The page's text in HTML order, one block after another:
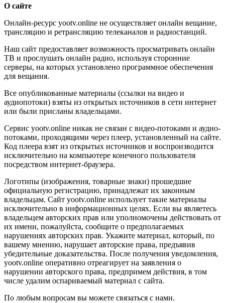
О сайте
Онлайн-ресурс yootv.online не осуществляет онлайн вещание,
трансляцию и ретрансляцию телеканалов и радиостанций.
Наш сайт предоставляет возможность просматривать онлайн
ТВ и прослушать онлайн радио, используя сторонние
серверы, на которых установлено программное обеспечения
для вещания.
Все опубликованные материалы (ссылки на видео и
аудиопотоки) взяты из открытых источников в сети интернет
или были присланы владельцами.
Сервис yootv.online никак не связан с видео-потоками и аудио-
потоками, проходящими через плеер, установленный на сайте.
Код плеера взят из открытых источников и воспроизводится
исключительно на компьютере конечного пользователя
посредством интернет-браузера.
Логотипы (изображения, товарные знаки) прошедшие
официальную регистрацию, принадлежат их законным
владельцам. Сайт yootv.online использует такие материалы
исключительно в информационных целях. Если вы являетесь
владельцем авторских прав или уполномочены действовать от
их имени, пожалуйста, сообщите о предполагаемых
нарушениях авторских прав. Укажите материал, который, по
вашему мнению, нарушает авторские права, предъявив
убедительные доказательства. После получения уведомления,
yootv.online оперативно отреагирует на заявления о
нарушении авторского права, предпримем действия, в том
числе удалим оспариваемый материал с сайта.
По любым вопросам вы можете связаться с нами.